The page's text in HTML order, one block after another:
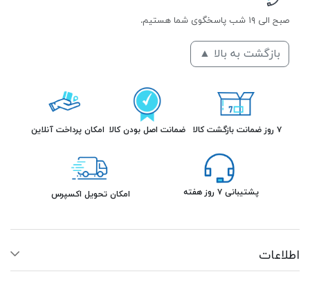
صبح الی ۱۹ شب پاسخگوی شما هستیم.
بازگشت به بالا ▲
۷ روز ضمانت بازگشت کالا ضمانت اصل بودن کالا امکان پرداخت آنلاین
پشتیبانی ۷ روز هفته امکان تحویل اکسپرس
اطلاعات